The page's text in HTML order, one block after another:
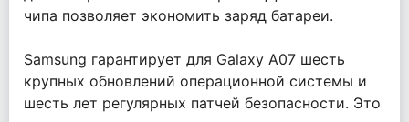
чипа позволяет экономить заряд батареи.
Samsung гарантирует для Galaxy A07 шесть
крупных обновлений операционной системы и
шесть лет регулярных патчей безопасности. Это